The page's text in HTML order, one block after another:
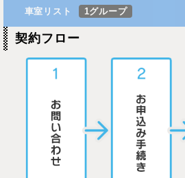
車室リスト 1グループ
契約フロー